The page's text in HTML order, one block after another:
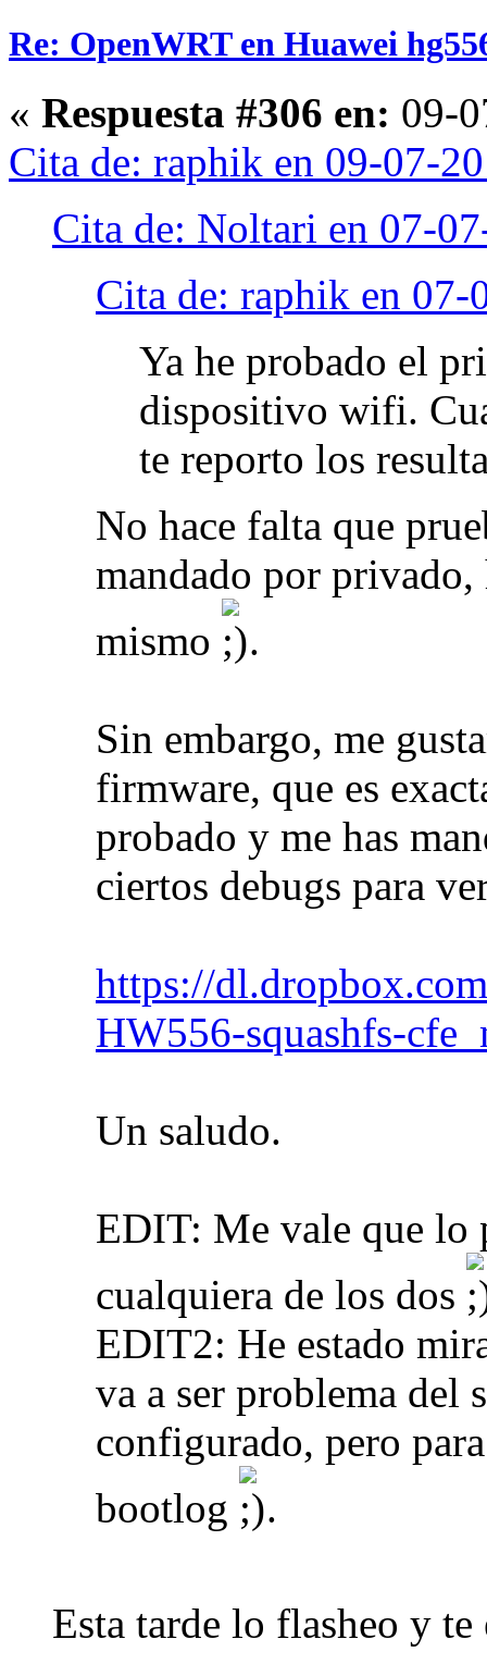
Re: OpenWRT en Huawei
« Respuesta #306 en: 09-
Cita de: raphik en 09-07-
Cita de: Noltari en 07-
Cita de: raphik en 07-
Ya he probado el
dispositivo wifi.
te reporto los
No hace falta que
mandado por privado,
mismo
.
Sin embargo, me
firmware, que es
probado y me has
ciertos debugs para
https://
HW556-squashfs-
Un saludo.
EDIT: Me vale que lo
cualquiera de los dos
EDIT2: He estado
va a ser problema del
configurado, pero
bootlog
.
Esta tarde lo flasheo y